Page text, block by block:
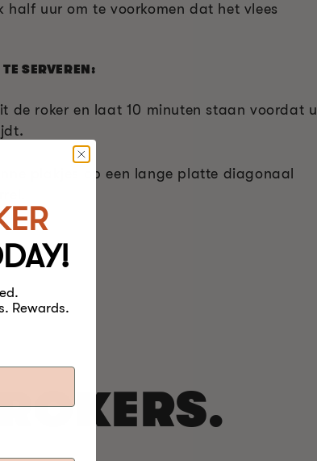
half uur om te voorkomen dat het vlees
SERVEREN:
de roker en laat 10 minuten staan voordat u
plakjes op een lange platte diagonaal
Rewards.